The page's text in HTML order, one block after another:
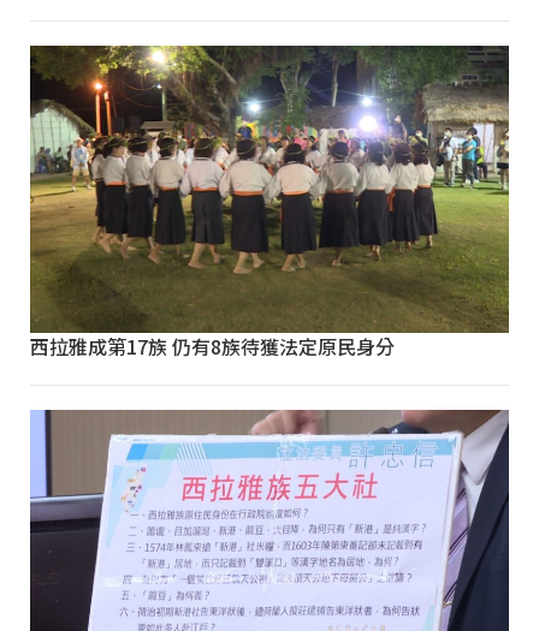
西拉雅成第17族 仍有8族待獲法定原民身分